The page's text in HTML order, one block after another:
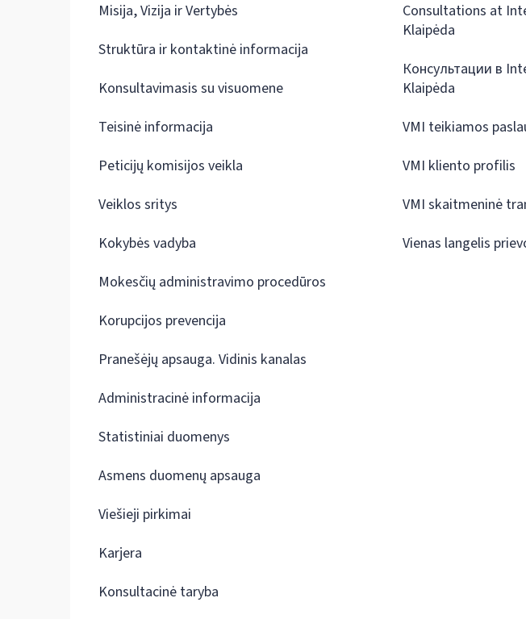
Misija, Vizija ir Vertybės
Struktūra ir kontaktinė informacija
Konsultavimasis su visuomene
Teisinė informacija
Peticijų komisijos veikla
Veiklos sritys
Kokybės vadyba
Mokesčių administravimo procedūros
Korupcijos prevencija
Pranešėjų apsauga. Vidinis kanalas
Administracinė informacija
Statistiniai duomenys
Asmens duomenų apsauga
Viešieji pirkimai
Karjera
Konsultacinė taryba
Consultations at
Klaipėda
Консультации в
Klaipėda
VMI teikiamos
VMI kliento profilis
VMI skaitmeninė
Vienas langelis